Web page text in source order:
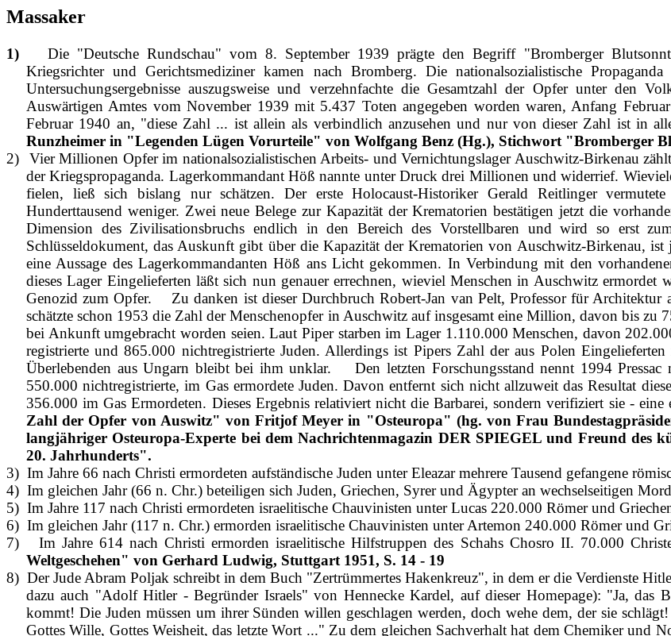
Massaker
1)
Die "Deutsche Rundschau" vom 8. September 1939 prägte den Begriff "Bromberger
Kriegsrichter und Gerichtsmediziner kamen nach Bromberg. Die nationalsozialistische
Untersuchungsergebnisse auszugsweise und verzehnfachte die Gesamtzahl der Opfer unter den
Auswärtigen Amtes vom November 1939 mit 5.437 Toten angegeben worden waren, Anfang
Februar 1940 an, "diese Zahl ... ist allein als verbindlich anzusehen und nur von dieser Zahl ist in
Runzheimer in "Legenden Lügen Vorurteile" von Wolfgang Benz (Hg.), Stichwort "Bromberger
2)
Vier Millionen Opfer im nationalsozialistischen Arbeits‑ und Vernichtungslager Auschwitz‑Birkenau
der Kriegspropaganda. Lagerkommandant Höß nannte unter Druck drei Millionen und widerrief.
fielen, ließ sich bislang nur schätzen. Der erste Holocaust‑Historiker Gerald Reitlinger
Hunderttausend weniger. Zwei neue Belege zur Kapazität der Krematorien bestätigen jetzt die
Dimension des Zivilisationsbruchs endlich in den Bereich des Vorstellbaren und wird so erst
Schlüsseldokument, das Auskunft gibt über die Kapazität der Krematorien von Auschwitz­-Birkenau,
eine Aussage des Lagerkommandanten Höß ans Licht gekommen. In Verbindung mit den
dieses Lager Eingelieferten läßt sich nun genauer errechnen, wieviel Menschen in Auschwitz
Genozid zum Opfer.
Zu danken ist dieser Durchbruch Robert‑Jan van Pelt, Professor für
schätzte schon 1953 die Zahl der Menschenopfer in Auschwitz auf insgesamt eine Million, davon bis
bei Ankunft umgebracht worden seien. Laut Piper starben im Lager 1.110.000 Menschen, davon
registrierte und 865.000 nichtregistrierte Juden. Allerdings ist Pipers Zahl der aus Polen
Überlebenden aus Ungarn bleibt bei ihm unklar.
Den letzten Forschungsstand nennt 1994
550.000 nichtregistrierte, im Gas ermordete Juden. Davon entfernt sich nicht allzuweit das Resultat
356.000 im Gas Ermordeten. Dieses Ergebnis relativiert nicht die Barbarei, sondern verifiziert sie ‑
Zahl der Opfer von Auswitz" von Fritjof Meyer in "Osteuropa" (hg. von Frau
langjähriger Osteuropa-Experte bei dem Nachrichtenmagazin DER SPIEGEL und Freund des
20. Jahrhunderts".
3) Im Jahre 66 nach Christi ermordeten aufständische Juden unter Eleazar mehrere Tausend gefangene
4) Im gleichen Jahr (66 n. Chr.) beteiligen sich Juden, Griechen, Syrer und Ägypter an wechselseitigen
5) Im Jahre 117 nach Christi ermordeten israelitische Chauvinisten unter Lucas 220.000 Römer und
6) Im gleichen Jahr (117 n. Chr.) ermorden israelitische Chauvinisten unter Artemon 240.000 Römer und
7)
Im Jahre 614 nach Christi ermorden israelitische Hilfstruppen des Schahs Chosro II. 70.000
Weltgeschehen" von Gerhard Ludwig, Stuttgart 1951, S. 14 - 19
8) Der Jude Abram Poljak schreibt in dem Buch "Zertrümmertes Hakenkreuz", in dem er die Verdienste
dazu auch "Adolf Hitler - Begründer Israels" von Hennecke Kardel, auf dieser Homepage): "Ja,
kommt! Die Juden müssen um ihrer Sünden willen geschlagen werden, doch wehe dem, der sie
Gottes Wille, Gottes Weisheit, das letzte Wort ..." Zu dem gleichen Sachverhalt hat dem Chemiker und